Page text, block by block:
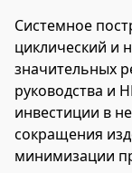
Системное
циклический и
значительных
руководства и
инвестиции в
сокращения
минимизации